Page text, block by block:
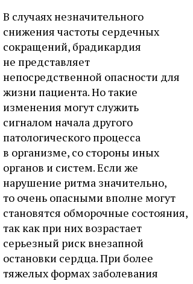
В случаях незначительного
снижения частоты сердечных
сокращений, брадикардия
не представляет
непосредственной опасности для
жизни пациента. Но такие
изменения могут служить
сигналом начала другого
патологического процесса
в организме, со стороны иных
органов и систем. Если же
нарушение ритма значительно,
то очень опасными вполне могут
становятся обморочные состояния,
так как при них возрастает
серьезный риск внезапной
остановки сердца. При более
тяжелых формах заболевания